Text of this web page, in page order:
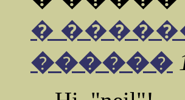
�
������